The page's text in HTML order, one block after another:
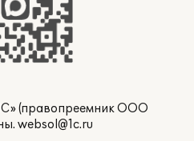
(правопреемник ООО
websol@1c.ru